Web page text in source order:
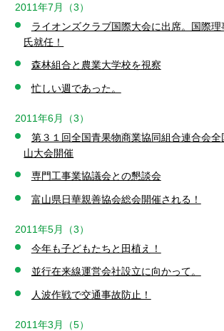
2011年7月（3）
ライオンズクラブ国際大会に出席。国際
氏就任！
森林組合と農業大学校を視察
忙しい週であった。
2011年6月（3）
第３１回全国青果物商業協同組合連合会全
山大会開催
専門工事業協議会との懇談会
富山県日華親善協会総会開催される！
2011年5月（3）
今年も子どもたちと田植え！
並行在来線運営会社設立に向かって。
人波作戦で交通事故防止！
2011年3月（5）